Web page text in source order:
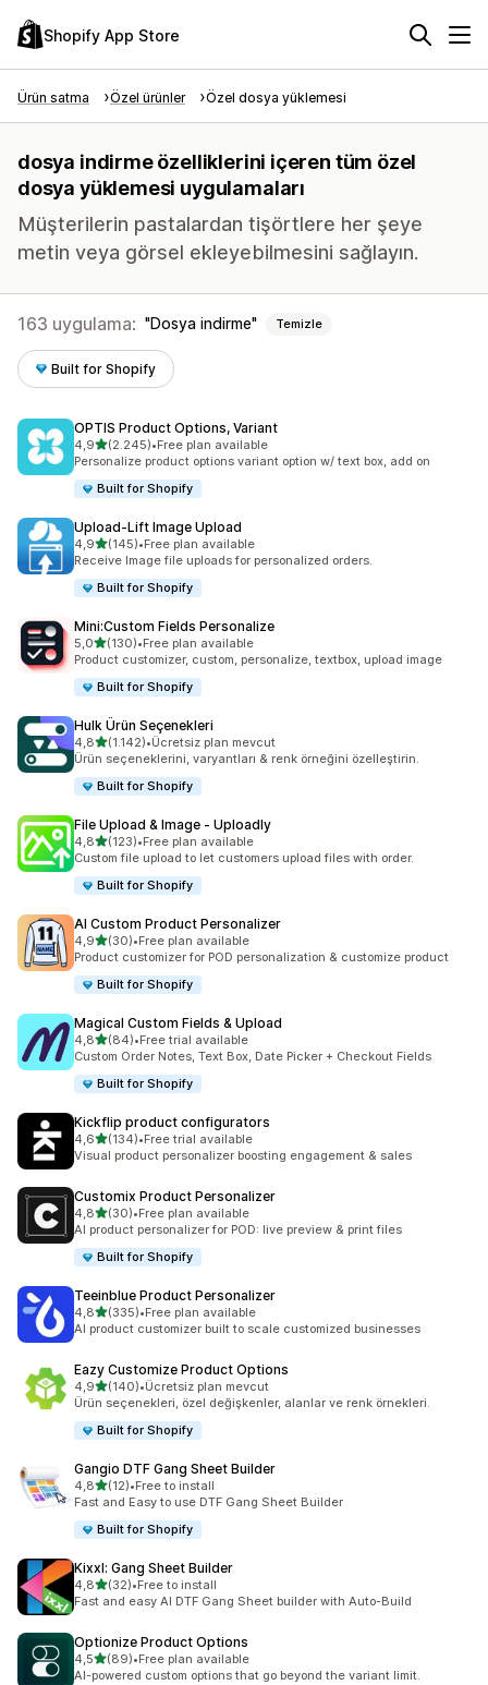
Shopify App Store
Ürün satma Özel ürünler Özel dosya yüklemesi
dosya indirme özelliklerini içeren tüm özel
dosya yüklemesi uygulamaları
Müşterilerin pastalardan tişörtlere her şeye
metin veya görsel ekleyebilmesini sağlayın.
163 uygulama: Dosya indirme Temizle
Built for Shopify
OPTIS Product Options, Variant
4,95 yıldız üzerinden
(2.245)
toplam 2245 değerlendirme
•Free plan available
Personalize product options variant option w/ text box, add on
Built for Shopify
Upload‑Lift Image Upload
4,95 yıldız üzerinden
(145)
toplam 145 değerlendirme
•Free plan available
Receive Image file uploads for personalized orders.
Built for Shopify
Mini:Custom Fields Personalize
5,05 yıldız üzerinden
(130)
toplam 130 değerlendirme
•Free plan available
Product customizer, custom, personalize, textbox, upload image
Built for Shopify
Hulk Ürün Seçenekleri
4,85 yıldız üzerinden
(1.142)
toplam 1142 değerlendirme
•Ücretsiz plan mevcut
Ürün seçeneklerini, varyantları & renk örneğini özelleştirin.
Built for Shopify
File Upload & Image ‑ Uploadly
4,85 yıldız üzerinden
(123)
toplam 123 değerlendirme
•Free plan available
Custom file upload to let customers upload files with order.
Built for Shopify
AI Custom Product Personalizer
4,95 yıldız üzerinden
(30)
toplam 30 değerlendirme
•Free plan available
Product customizer for POD personalization & customize product
Built for Shopify
Magical Custom Fields & Upload
4,85 yıldız üzerinden
(84)
toplam 84 değerlendirme
•Free trial available
Custom Order Notes, Text Box, Date Picker + Checkout Fields
Built for Shopify
Kickflip product configurators
4,65 yıldız üzerinden
(134)
toplam 134 değerlendirme
•Free trial available
Visual product personalizer boosting engagement & sales
Customix Product Personalizer
4,85 yıldız üzerinden
(30)
toplam 30 değerlendirme
•Free plan available
AI product personalizer for POD: live preview & print files
Built for Shopify
Teeinblue Product Personalizer
4,85 yıldız üzerinden
(335)
toplam 335 değerlendirme
•Free plan available
AI product customizer built to scale customized businesses
Eazy Customize Product Options
4,95 yıldız üzerinden
(140)
toplam 140 değerlendirme
•Ücretsiz plan mevcut
Ürün seçenekleri, özel değişkenler, alanlar ve renk örnekleri.
Built for Shopify
Gangio DTF Gang Sheet Builder
4,85 yıldız üzerinden
(12)
toplam 12 değerlendirme
•Free to install
Fast and Easy to use DTF Gang Sheet Builder
Built for Shopify
Kixxl: Gang Sheet Builder
4,85 yıldız üzerinden
(32)
toplam 32 değerlendirme
•Free to install
Fast and easy AI DTF Gang Sheet builder with Auto-Build
Optionize Product Options
4,55 yıldız üzerinden
(89)
toplam 89 değerlendirme
•Free plan available
AI-powered custom options that go beyond the variant limit.